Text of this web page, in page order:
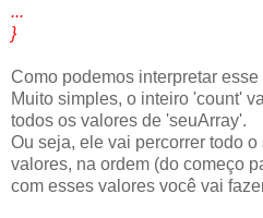
...
}
Como podemos interpretar
Muito simples, o inteiro 'count'
todos os valores de 'seuArray'.
Ou seja, ele vai percorrer todo
valores, na ordem (do começo
com esses valores você vai